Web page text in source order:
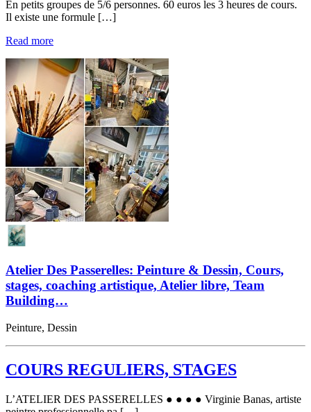
En petits groupes de 5/6 personnes. 60 euros les 3 heures de cours.
Il existe une formule […]
Read more
Atelier Des Passerelles: Peinture & Dessin, Cours,
stages, coaching artistique, Atelier libre, Team
Building…
Peinture, Dessin
COURS REGULIERS, STAGES
L’ATELIER DES PASSERELLES ● ● ● ● Virginie Banas, artiste